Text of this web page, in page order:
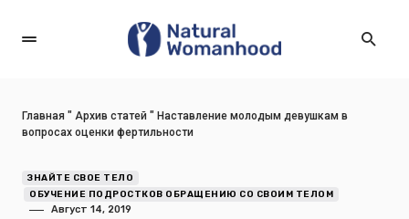
Главная " Архив статей " Наставление молодым девушкам в
вопросах оценки фертильности
ЗНАЙТЕ СВОЕ ТЕЛО
ОБУЧЕНИЕ ПОДРОСТКОВ ОБРАЩЕНИЮ СО СВОИМ ТЕЛОМ
Август 14, 2019